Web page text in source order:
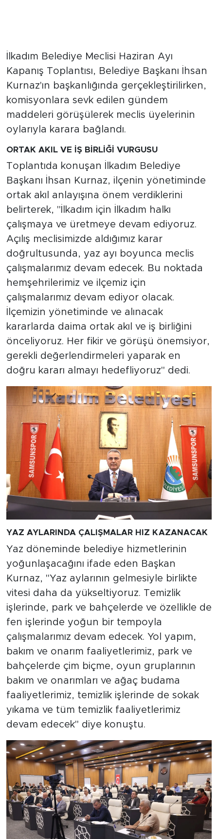
İlkadım Belediye Meclisi Haziran Ayı
Kapanış Toplantısı, Belediye Başkanı İhsan
Kurnaz'ın başkanlığında gerçekleştirilirken,
komisyonlara sevk edilen gündem
maddeleri görüşülerek meclis üyelerinin
oylarıyla karara bağlandı.
ORTAK AKIL VE İŞ BİRLİĞİ VURGUSU
Toplantıda konuşan İlkadım Belediye
Başkanı İhsan Kurnaz, ilçenin yönetiminde
ortak akıl anlayışına önem verdiklerini
belirterek, "İlkadım için İlkadım halkı
çalışmaya ve üretmeye devam ediyoruz.
Açılış meclisimizde aldığımız karar
doğrultusunda, yaz ayı boyunca meclis
çalışmalarımız devam edecek. Bu noktada
hemşehrilerimiz ve ilçemiz için
çalışmalarımız devam ediyor olacak.
İlçemizin yönetiminde ve alınacak
kararlarda daima ortak akıl ve iş birliğini
önceliyoruz. Her fikir ve görüşü önemsiyor,
gerekli değerlendirmeleri yaparak en
doğru kararı almayı hedefliyoruz" dedi.
YAZ AYLARINDA ÇALIŞMALAR HIZ KAZANACAK
Yaz döneminde belediye hizmetlerinin
yoğunlaşacağını ifade eden Başkan
Kurnaz, "Yaz aylarının gelmesiyle birlikte
vitesi daha da yükseltiyoruz. Temizlik
işlerinde, park ve bahçelerde ve özellikle de
fen işlerinde yoğun bir tempoyla
çalışmalarımız devam edecek. Yol yapım,
bakım ve onarım faaliyetlerimiz, park ve
bahçelerde çim biçme, oyun gruplarının
bakım ve onarımları ve ağaç budama
faaliyetlerimiz, temizlik işlerinde de sokak
yıkama ve tüm temizlik faaliyetlerimiz
devam edecek" diye konuştu.